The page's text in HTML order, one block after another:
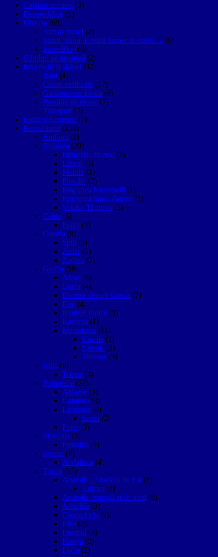
Călători-scriitori (3)
Despre Mine (1)
Diverse (69)
Aici aș vrea ! (2)
Statui, statui, E plină lumea de statui…. (9)
SuperBlog (8)
Gânduri pe tastatură (2)
Informatii si sfaturi (42)
Bani (4)
Cazari verificate (17)
Gastronomie locala (6)
Pregătiri de drum. (7)
Transport (7)
Istorii si Legende (7)
Restul lumii (138)
Andorra (1)
Bulgaria (20)
Bulgaria, diverse (3)
Litoral (5)
Melnik (1)
Plovdiv (2)
Regiunea Kiustendil (1)
Regiunea Stara Zagora (1)
Vekiko Târnovo (3)
Cehia (5)
Praga (3)
Croatia (9)
Split (3)
Zadar (2)
Zagreb (3)
Grecia (38)
Atena (4)
Corfu (4)
Diverse despre Grecia (7)
Epir (4)
Insulele Ionice (5)
Kastoria (1)
Macedonia (11)
Kavala (1)
Salonic (2)
Thassos (3)
Italia (6)
Trieste (4)
Portugalia (22)
Algarve (3)
Coimbra (3)
Lisabona (9)
Sintra (2)
Porto (3)
Slovenia (3)
Postojna (3)
Spania (7)
Andalusia (4)
Turcia (27)
Anatolia / Anadolu de Est (5)
Ankara (1)
Anatolia centrală și de nord (6)
Antiohia (3)
Cappadocia (1)
Efes (2)
Istanbul (4)
Konya (2)
Lycia (2)